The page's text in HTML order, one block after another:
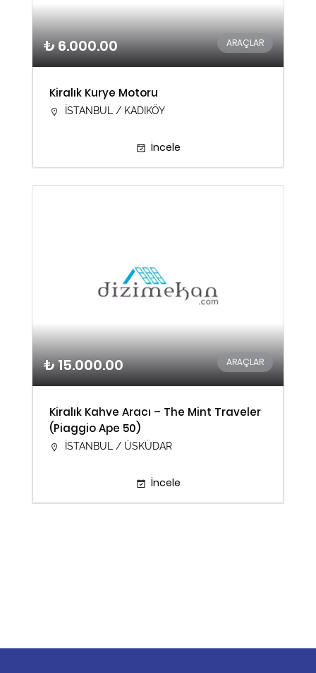
₺ 6.000.00 ARAÇLAR
Kiralık Kurye Motoru
İSTANBUL / KADIKÖY
İncele
₺ 15.000.00 ARAÇLAR
Kiralık Kahve Aracı – The Mint Traveler
(Piaggio Ape 50)
İSTANBUL / ÜSKÜDAR
İncele